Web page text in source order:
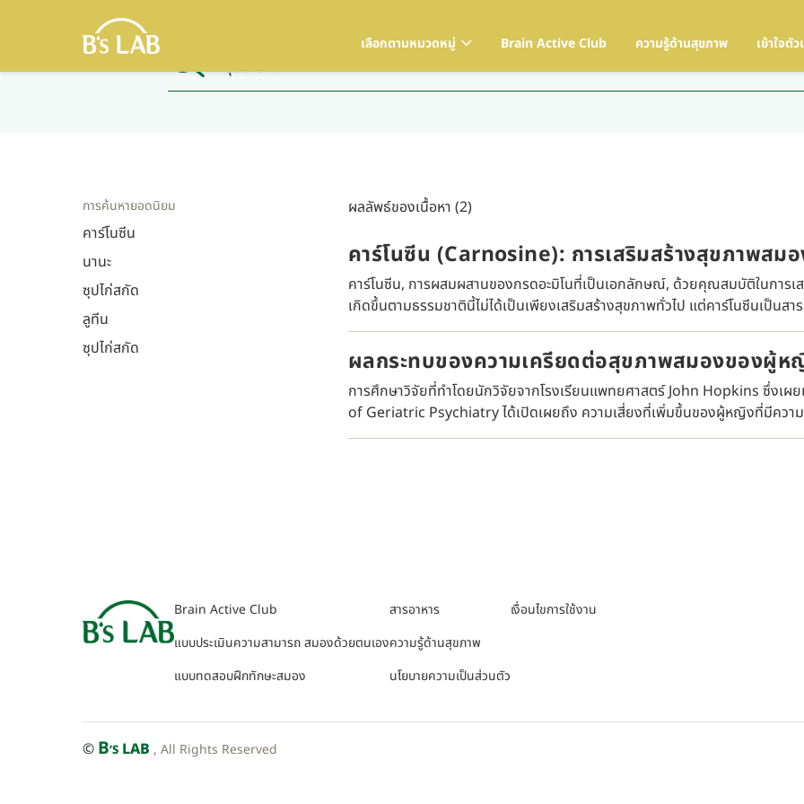
เลือกตามหมวดหมู่ Brain Active Club ความรู้ด้านสุขภาพ เข้าใจตัว
การค้นหายอดนิยม
คาร์โนซีน
นานะ
ซุปไก่สกัด
ลูทีน
ซุปไก่สกัด
ผลลัพธ์ของเนื้อหา (2)
คาร์โนซีน (Carnosine): การเสริมสร้างสุขภาพสม
คาร์โนซีน, การผสมผสานของกรดอะมิโนที่เป็นเอกลักษณ์, ด้วยคุณสมบัติในการเ
เกิดขึ้นตามธรรมชาตินี้ไม่ได้เป็นเพียงเสริมสร้างสุขภาพทั่วไป แต่คาร์โนซีนเป็นส
ผลกระทบของความเครียดต่อสุขภาพสมองของผู้ห
การศึกษาวิจัยที่ทำโดยนักวิจัยจากโรงเรียนแพทยศาสตร์ John Hopkins ซึ่งเ
of Geriatric Psychiatry ได้เปิดเผยถึง ความเสี่ยงที่เพิ่มขึ้นของผู้หญิงที่มีความ
Brain Active Club
แบบประเมินความสามารถ สมองด้วยตนเอง
แบบทดสอบฝึกทักษะสมอง
สารอาหาร
ความรู้ด้านสุขภาพ
นโยบายความเป็นส่วนตัว
เงื่อนไขการใช้งาน
© B’S LAB , All Rights Reserved